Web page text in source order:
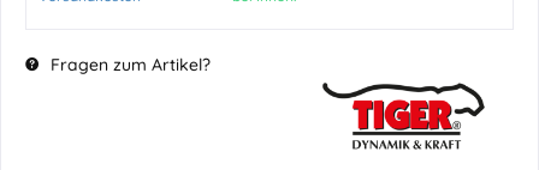
Fragen zum Artikel?